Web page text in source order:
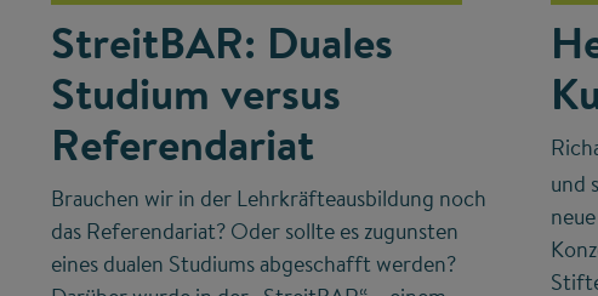
StreitBAR: Duales
Studium versus
Referendariat
Brauchen wir in der Lehrkräfteausbildung noch
das Referendariat? Oder sollte es zugunsten
eines dualen Studiums abgeschafft werden?
und